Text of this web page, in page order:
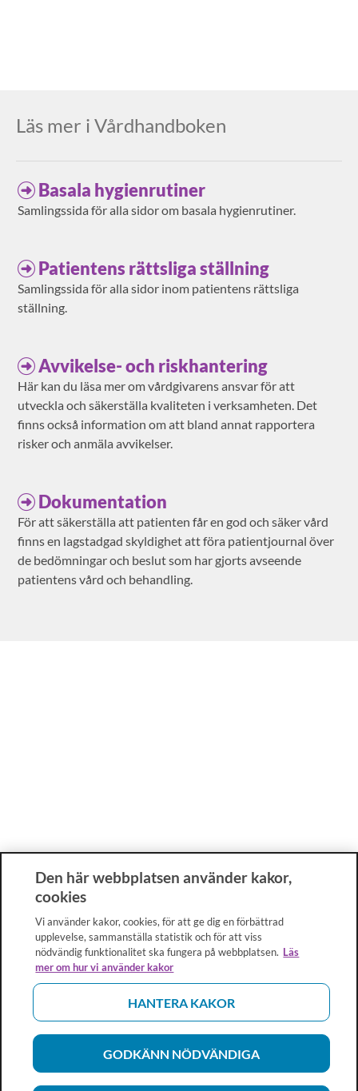
Läs mer i Vårdhandboken
Basala hygienrutiner
Samlingssida för alla sidor om basala hygienrutiner.
Patientens rättsliga ställning
Samlingssida för alla sidor inom patientens rättsliga
ställning.
Avvikelse- och riskhantering
Här kan du läsa mer om vårdgivarens ansvar för att
utveckla och säkerställa kvaliteten i verksamheten. Det
finns också information om att bland annat rapportera
risker och anmäla avvikelser.
Dokumentation
För att säkerställa att patienten får en god och säker vård
finns en lagstadgad skyldighet att föra patientjournal över
de bedömningar och beslut som har gjorts avseende
patientens vård och behandling.
Den här webbplatsen använder kakor,
cookies
Vi använder kakor, cookies, för att ge dig en förbättrad
upplevelse, sammanställa statistik och för att viss
nödvändig funktionalitet ska fungera på webbplatsen. Läs
mer om hur vi använder kakor
HANTERA KAKOR
GODKÄNN NÖDVÄNDIGA